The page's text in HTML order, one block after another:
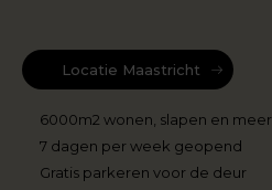
Locatie Maastricht
6000m2 wonen, slapen en meer
7 dagen per week geopend
Gratis parkeren voor de deur